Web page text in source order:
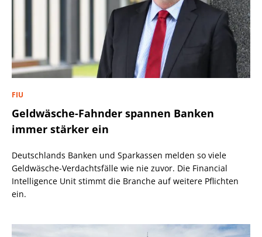
FIU
Geldwäsche-Fahnder spannen Banken
immer stärker ein
Deutschlands Banken und Sparkassen melden so viele
Geldwäsche-Verdachtsfälle wie nie zuvor. Die Financial
Intelligence Unit stimmt die Branche auf weitere Pflichten
ein.